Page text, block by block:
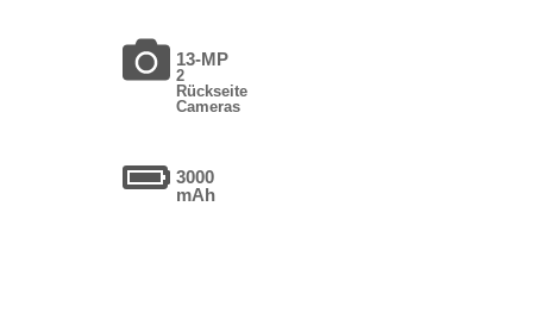
13-MP
2
Rückseite
Cameras
3000
mAh